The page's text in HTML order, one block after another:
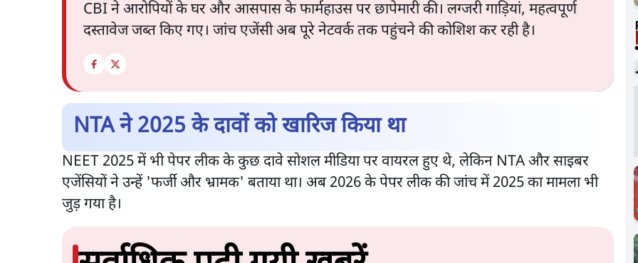
CBI ने आरोपियों के घर और आसपास के फार्महाउस पर छापेमारी की। लग्जरी गाड़ियां, महत्वपूर्ण
दस्तावेज जब्त किए गए। जांच एजेंसी अब पूरे नेटवर्क तक पहुंचने की कोशिश कर रही है।
NTA ने 2025 के दावों को खारिज किया था
NEET 2025 में भी पेपर लीक के कुछ दावे सोशल मीडिया पर वायरल हुए थे, लेकिन NTA और साइबर
एजेंसियों ने उन्हें 'फर्जी और भ्रामक' बताया था। अब 2026 के पेपर लीक की जांच में 2025 का मामला भी
जुड़ गया है।